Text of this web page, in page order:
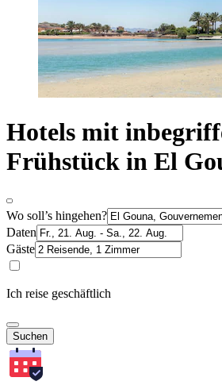
Hotels mit
Frühstück in El
Wo soll’s hingehen?
Daten
Gäste
Ich reise geschäftlich
Suchen